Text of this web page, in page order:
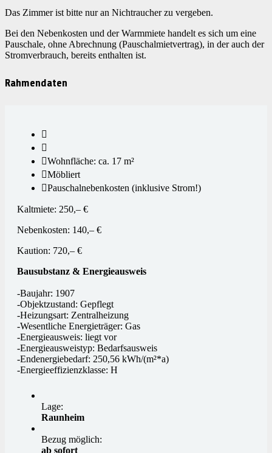
Das Zimmer ist bitte nur an Nichtraucher zu vergeben.
Bei den Nebenkosten und der Warmmiete handelt es sich um eine
Pauschale, ohne Abrechnung (Pauschalmietvertrag), in der auch der
Stromverbrauch, bereits enthalten ist.
Rahmendaten
Wohnfläche: ca. 17 m²
Möbliert
Pauschalnebenkosten (inklusive Strom!)
Kaltmiete: 250,– €
Nebenkosten: 140,– €
Kaution: 720,– €
Bausubstanz & Energieausweis
-Baujahr: 1907
-Objektzustand: Gepflegt
-Heizungsart: Zentralheizung
-Wesentliche Energieträger: Gas
-Energieausweis: liegt vor
-Energieausweistyp: Bedarfsausweis
-Endenergiebedarf: 250,56 kWh/(m²*a)
-Energieeffizienzklasse: H
Lage:
Raunheim
Bezug möglich:
ab sofort